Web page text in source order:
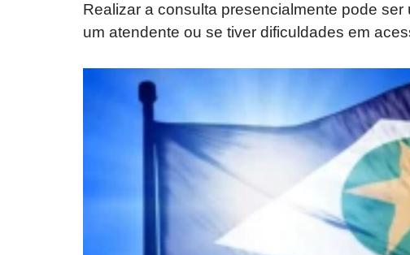
Realizar a consulta presencialmente pode
um atendente ou se tiver dificuldades em